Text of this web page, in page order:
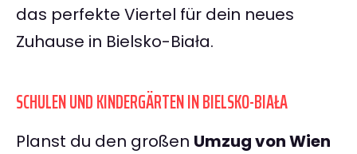
das perfekte Viertel für dein neues
Zuhause in Bielsko-Biała.
SCHULEN UND KINDERGÄRTEN IN BIELSKO-BIAŁA
Planst du den großen Umzug von Wien